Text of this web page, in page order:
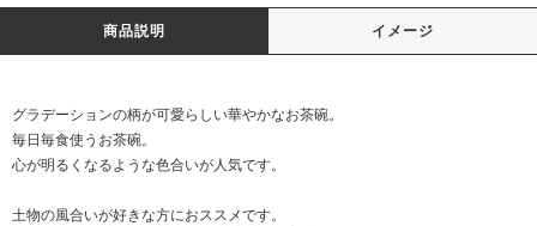
商品説明 イメージ
グラデーションの柄が可愛らしい華やかなお茶碗。
毎日毎食使うお茶碗。
心が明るくなるような色合いが人気です。
土物の風合いが好きな方におススメです。